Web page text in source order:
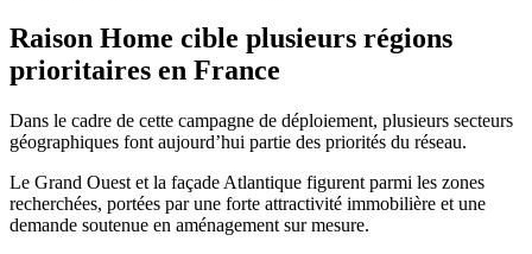
Raison Home cible plusieurs régions
prioritaires en France
Dans le cadre de cette campagne de déploiement, plusieurs secteurs
géographiques font aujourd’hui partie des priorités du réseau.
Le Grand Ouest et la façade Atlantique figurent parmi les zones
recherchées, portées par une forte attractivité immobilière et une
demande soutenue en aménagement sur mesure.